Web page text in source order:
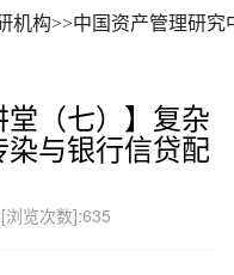
机构>>中国资产管理研究
堂（七）】复杂
与银行信贷配
览次数]:635